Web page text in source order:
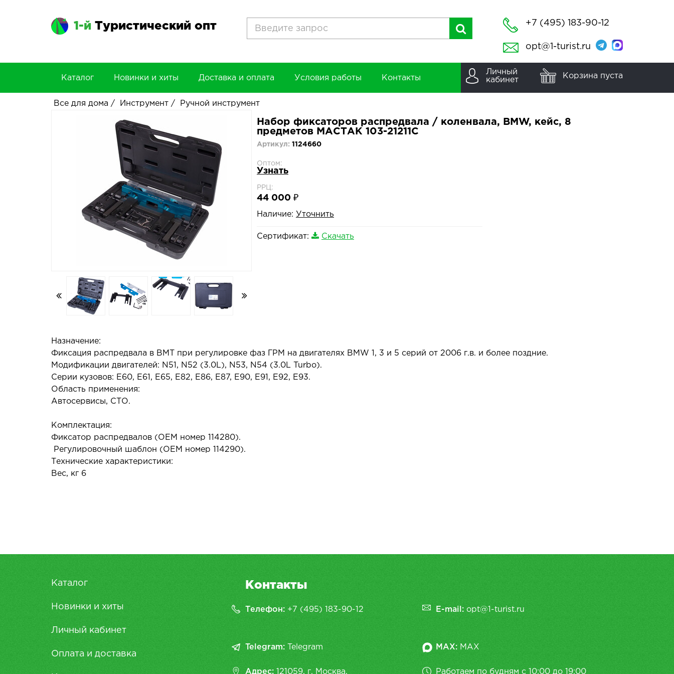
1-й Туристический опт +7 (495) 183-90-12
opt@1-turist.ru
Каталог Новинки и хиты Доставка и оплата Условия работы Контакты
Личный
кабинет
Корзина пуста
Все для дома / Инструмент / Ручной инструмент
Набор фиксаторов распредвала / коленвала, BMW, кейс, 8
предметов МАСТАК 103-21211C
Артикул: 1124660
Оптом:
Узнать
РРЦ:
44 000 ₽
Наличие: Уточнить
Сертификат: Скачать
Назначение:
Фиксация распредвала в ВМТ при регулировке фаз ГРМ на двигателях BMW 1, 3 и 5 серий от 2006 г.в. и более поздние.
Модификации двигателей: N51, N52 (3.0L), N53, N54 (3.0L Turbo).
Серии кузовов: E60, E61, E65, E82, E86, E87, E90, E91, E92, E93.
Область применения:
Автосервисы, СТО.
Комплектация:
Фиксатор распредвалов (ОЕМ номер 114280).
Регулировочный шаблон (ОЕМ номер 114290).
Технические характеристики:
Вес, кг 6
Каталог
Новинки и хиты
Личный кабинет
Оплата и доставка
Контакты
Телефон: +7 (495) 183-90-12 E-mail: opt@1-turist.ru
Telegram: Telegram MAX: MAX
Адрес: 121059, г. Москва, Работаем по будням с 10:00 до 19:00